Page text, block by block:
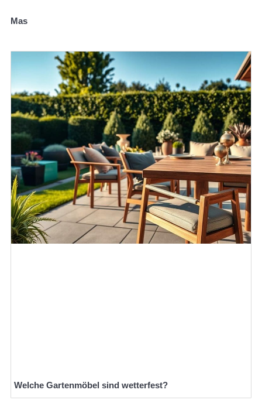
Mas
Welche Gartenmöbel sind wetterfest?